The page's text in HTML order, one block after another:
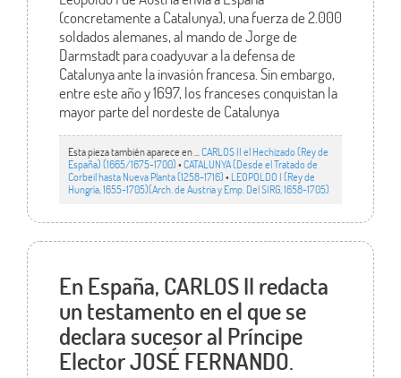
(concretamente a Catalunya), una fuerza de 2.000
soldados alemanes, al mando de Jorge de
Darmstadt para coadyuvar a la defensa de
Catalunya ante la invasión francesa. Sin embargo,
entre este año y 1697, los franceses conquistan la
mayor parte del nordeste de Catalunya
Esta pieza también aparece en ... CARLOS II el Hechizado (Rey de
España) (1665/1675-1700)•CATALUNYA (Desde el Tratado de
Corbeil hasta Nueva Planta (1258-1716)• LEOPOLDO I (Rey de
Hungría, 1655-1705)(Arch. de Austria y Emp. Del SIRG, 1658-1705)
En España, CARLOS II redacta
un testamento en el que se
declara sucesor al Príncipe
Elector JOSÉ FERNANDO.